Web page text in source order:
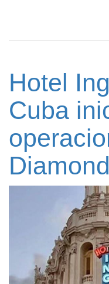
Hotel
Cuba